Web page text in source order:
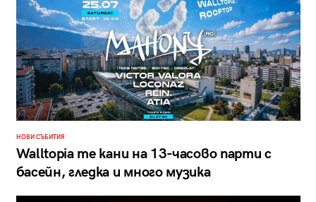
НОВИ СЪБИТИЯ
Walltopia те кани на 13-часово парти с
басейн, гледка и много музика